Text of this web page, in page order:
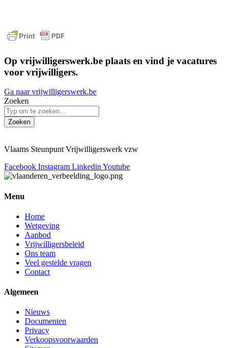
Op vrijwilligerswerk.be plaats en vind je vacatures
voor vrijwilligers.
Ga naar vrijwilligerswerk.be
Zoeken
Zoeken
Vlaams Steunpunt Vrijwilligerswerk vzw
Facebook Instagram Linkedin Youtube
Menu
Home
Wetgeving
Aanbod
Vrijwilligersbeleid
Ons team
Veel gestelde vragen
Contact
Algemeen
Nieuws
Documenten
Privacy
Verkoopsvoorwaarden